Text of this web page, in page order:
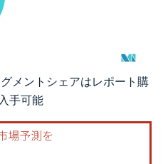
CC BY 4.0の表示が必要です。
メントシェアはレポート購
手可能